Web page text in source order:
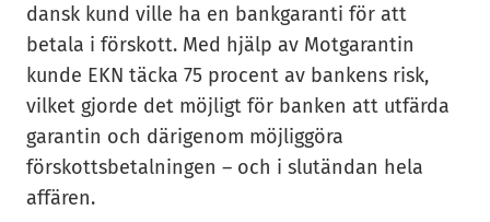
dansk kund ville ha en bankgaranti för att
betala i förskott. Med hjälp av Motgarantin
kunde EKN täcka 75 procent av bankens risk,
vilket gjorde det möjligt för banken att utfärda
garantin och därigenom möjliggöra
förskottsbetalningen – och i slutändan hela
affären.